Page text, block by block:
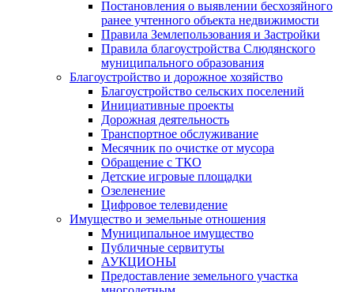
Постановления о выявлении бесхозяйного
ранее учтенного объекта недвижимости
Правила Землепользования и Застройки
Правила благоустройства Слюдянского
муниципального образования
Благоустройство и дорожное хозяйство
Благоустройство сельских поселений
Инициативные проекты
Дорожная деятельность
Транспортное обслуживание
Месячник по очистке от мусора
Обращение с ТКО
Детские игровые площадки
Озеленение
Цифровое телевидение
Имущество и земельные отношения
Муниципальное имущество
Публичные сервитуты
АУКЦИОНЫ
Предоставление земельного участка